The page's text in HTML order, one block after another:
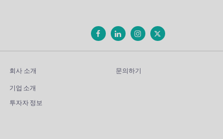
회사 소개
기업 소개
투자자 정보
문의하기